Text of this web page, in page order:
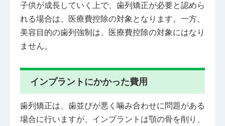
子供が成長していく上で、歯列矯正が必要と認めら
れる場合は、医療費控除の対象となります。一方、
美容目的の歯列強制は、医療費控除の対象にはなり
ません。
インプラントにかかった費用
歯列矯正は、歯並びが悪く噛み合わせに問題がある
場合に行いますが、インプラントは顎の骨を削り、